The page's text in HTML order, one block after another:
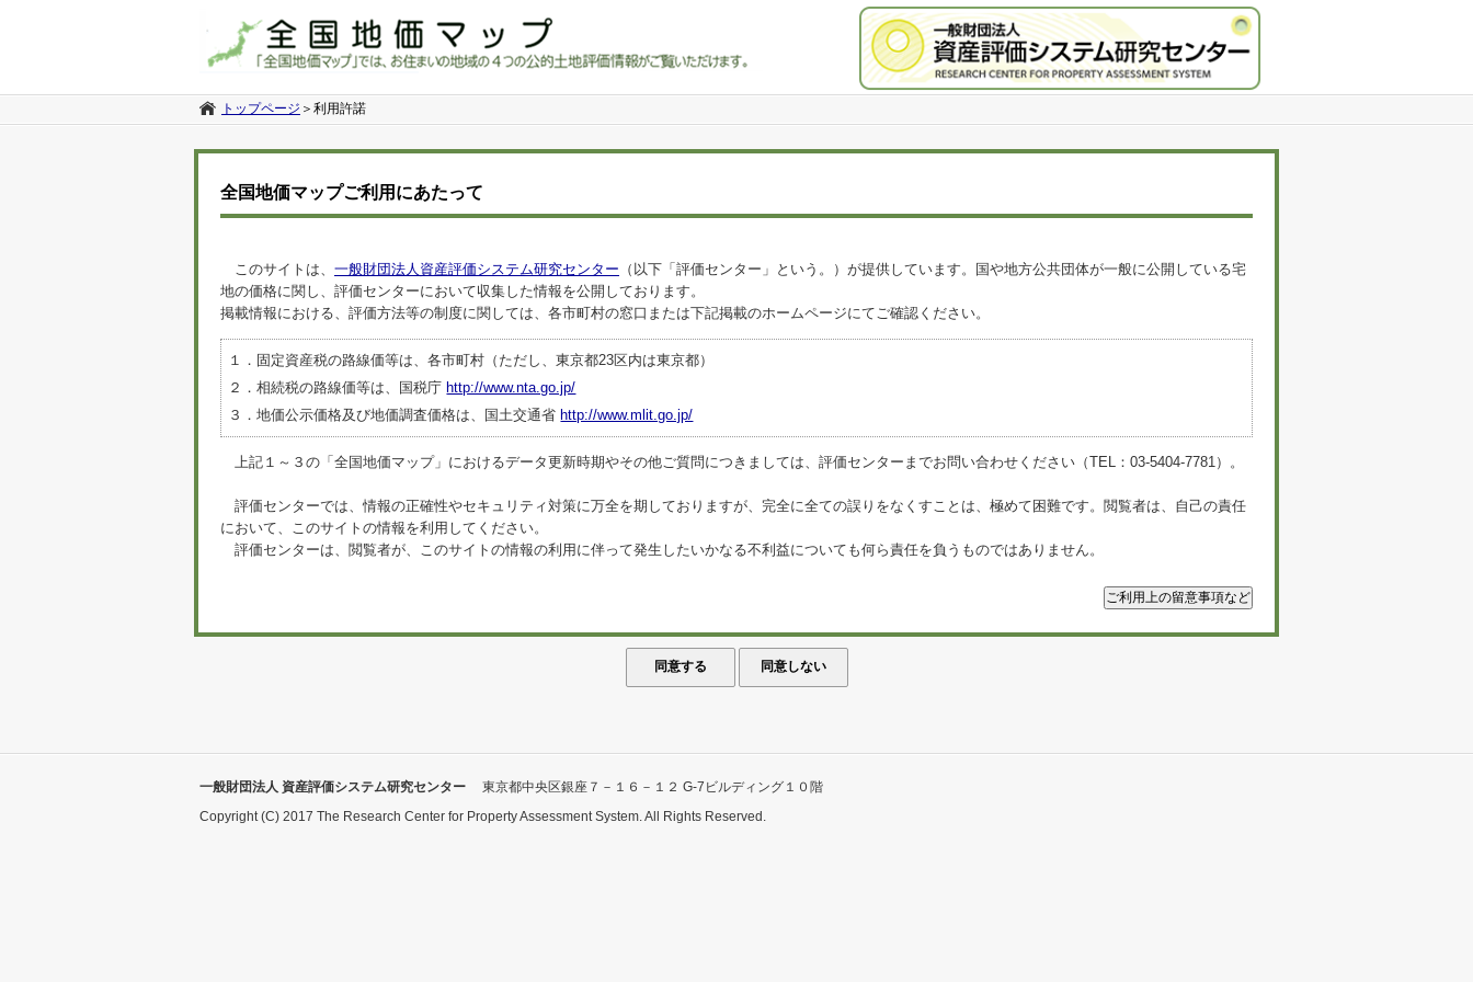
トップページ ＞ 利用許諾
全国地価マップご利用にあたって
このサイトは、 一般財団法人資産評価システム研究センター （以下「評価センター」という。）が提供しています。国や地方公共団体が一般に公開している宅
地の価格に関し、評価センターにおいて収集した情報を公開しております。
掲載情報における、評価方法等の制度に関しては、各市町村の窓口または下記掲載のホームページにてご確認ください。
１．固定資産税の路線価等は、各市町村（ただし、東京都23区内は東京都）
２．相続税の路線価等は、国税庁 http://www.nta.go.jp/
３．地価公示価格及び地価調査価格は、国土交通省 http://www.mlit.go.jp/
上記１～３の「全国地価マップ」におけるデータ更新時期やその他ご質問につきましては、評価センターまでお問い合わせください（TEL：03-5404-7781）。
評価センターでは、情報の正確性やセキュリティ対策に万全を期しておりますが、完全に全ての誤りをなくすことは、極めて困難です。閲覧者は、自己の責任
において、このサイトの情報を利用してください。
評価センターは、閲覧者が、このサイトの情報の利用に伴って発生したいかなる不利益についても何ら責任を負うものではありません。
一般財団法人 資産評価システム研究センター
東京都中央区銀座７－１６－１２ G-7ビルディング１０階
Copyright (C) 2017 The Research Center for Property Assessment System. All Rights Reserved.